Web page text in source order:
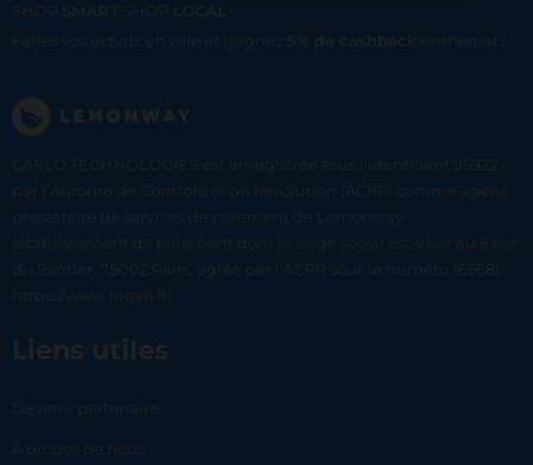
SHOP SMART SHOP
LOCAL
Faites vos achats en ville et gagnez 5% de cashback immediat !
CARLO TECHNOLOGIES est enregistrée sous l'identifiant 95922
par l’Autorité de Contrôle et de Résolution (ACPR) comme agent
prestataire de services de paiement de Lemonway
(établissement de paiement dont le siège social est situé au 8 rue
du Sentier, 75002 Paris, agréé par l’ACPR sous le numéro 16568) -
https://www.regafi.fr/
Liens utiles
Devenir partenaire
À propos de nous